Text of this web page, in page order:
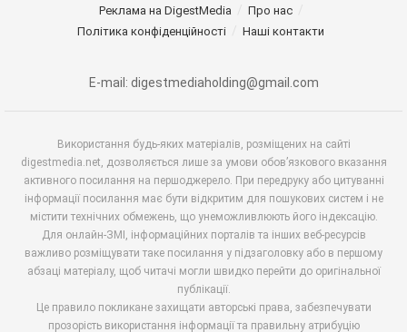
Реклама на DigestMedia
Про нас
Політика конфіденційності
Наші контакти
E-mail: digestmediaholding@gmail.com
Використання будь-яких матеріалів, розміщених на сайті
digestmedia.net, дозволяється лише за умови обов’язкового вказання
активного посилання на першоджерело. При передруку або цитуванні
інформації посилання має бути відкритим для пошукових систем і не
містити технічних обмежень, що унеможливлюють його індексацію.
Для онлайн-ЗМІ, інформаційних порталів та інших веб-ресурсів
важливо розміщувати таке посилання у підзаголовку або в першому
абзаці матеріалу, щоб читачі могли швидко перейти до оригінальної
публікації.
Це правило покликане захищати авторські права, забезпечувати
прозорість використання інформації та правильну атрибуцію